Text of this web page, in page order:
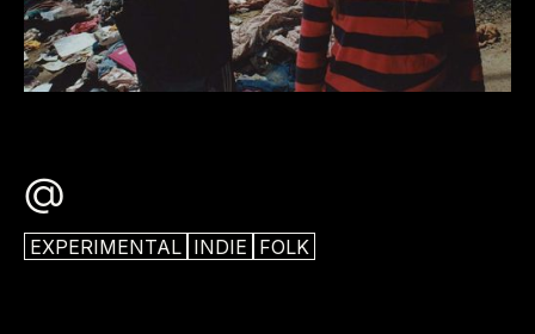
@
EXPERIMENTAL INDIE FOLK